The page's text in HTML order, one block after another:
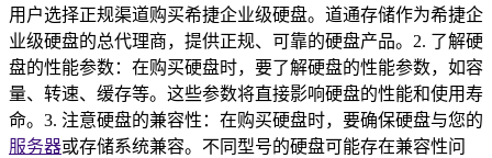
用户选择正规渠道购买希捷企业级硬盘。道通存储作为希捷企
业级硬盘的总代理商，提供正规、可靠的硬盘产品。2. 了解硬
盘的性能参数：在购买硬盘时，要了解硬盘的性能参数，如容
量、转速、缓存等。这些参数将直接影响硬盘的性能和使用寿
命。3. 注意硬盘的兼容性：在购买硬盘时，要确保硬盘与您的
服务器或存储系统兼容。不同型号的硬盘可能存在兼容性问